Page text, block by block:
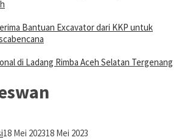
Bantuan Excavator dari KKP untuk
di Ladang Rimba Aceh Selatan Tergenang
18 Mei 202318 Mei 2023